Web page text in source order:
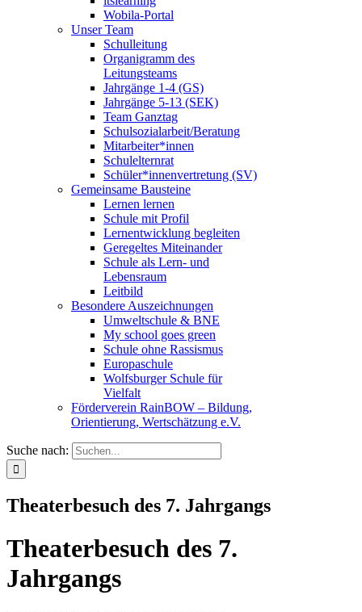
Wobila-Portal
Unser Team
Schulleitung
Organigramm des
Leitungsteams
Jahrgänge 1-4 (GS)
Jahrgänge 5-13 (SEK)
Team Ganztag
Schulsozialarbeit/Beratung
Mitarbeiter*innen
Schulelternrat
Schüler*innenvertretung (SV)
Gemeinsame Bausteine
Lernen lernen
Schule mit Profil
Lernentwicklung begleiten
Geregeltes Miteinander
Schule als Lern- und
Lebensraum
Leitbild
Besondere Auszeichnungen
Umweltschule & BNE
My school goes green
Schule ohne Rassismus
Europaschule
Wolfsburger Schule für
Vielfalt
Förderverein RainBOW – Bildung,
Orientierung, Wertschätzung e.V.
Suche nach:
Theaterbesuch des 7. Jahrgangs
Theaterbesuch des 7.
Jahrgangs